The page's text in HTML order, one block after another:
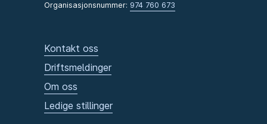
Organisasjonsnummer: 974 760 673
Kontakt oss
Driftsmeldinger
Om oss
Ledige stillinger